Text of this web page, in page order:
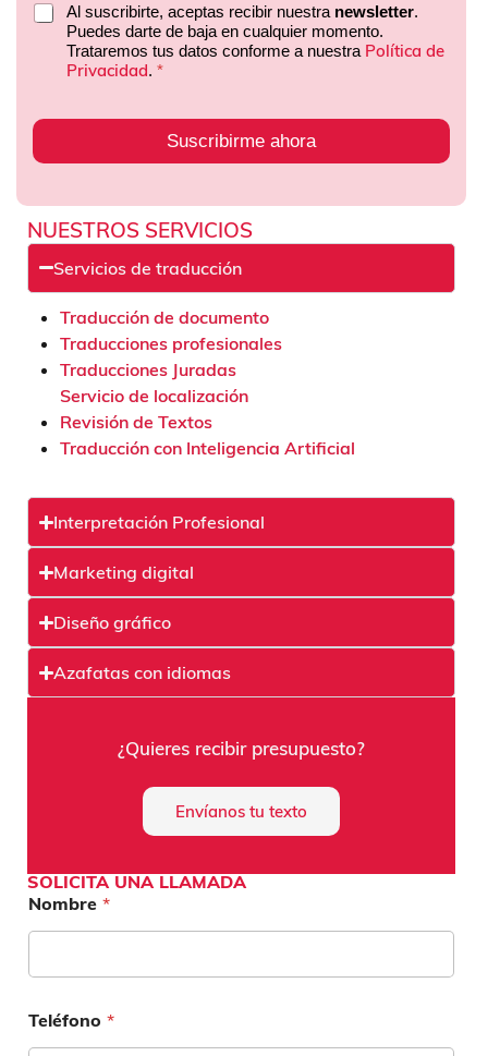
Al suscribirte, aceptas recibir nuestra newsletter.
Puedes darte de baja en cualquier momento.
Trataremos tus datos conforme a nuestra Política de
Privacidad. *
Suscribirme ahora
NUESTROS SERVICIOS
Servicios de traducción
Traducción de documento
Traducciones profesionales
Traducciones Juradas
Servicio de localización
Revisión de Textos
Traducción con Inteligencia Artificial
Interpretación Profesional
Marketing digital
Diseño gráfico
Azafatas con idiomas
¿Quieres recibir presupuesto?
Envíanos tu texto
SOLICITA UNA LLAMADA
Nombre *
Teléfono *